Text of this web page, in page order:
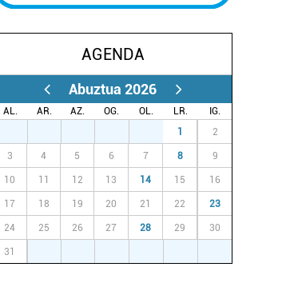
AGENDA
Abuztua 2026
AL. AR. AZ. OG. OL. LR.
IG.
1 2
3 4 5 6 7 8 9
10 11 12 13 14 15 16
17 18 19 20 21 22 23
24 25 26 27 28 29 30
31